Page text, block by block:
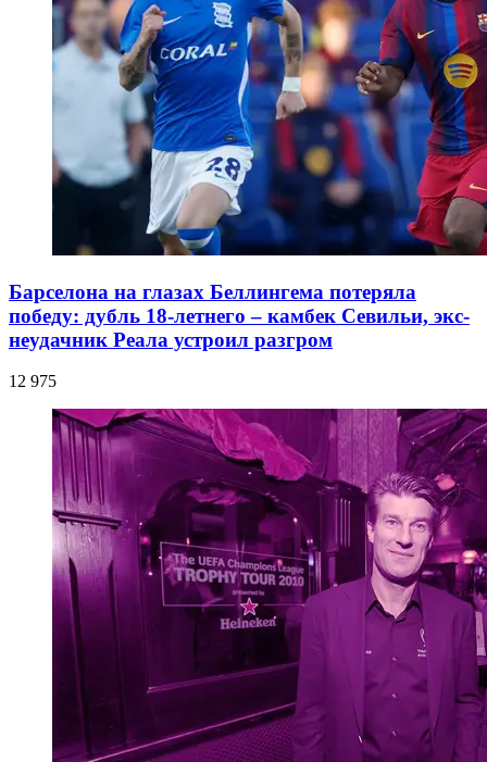
Барселона на глазах Беллингема потеряла
победу: дубль 18-летнего – камбек Севильи, экс-
неудачник Реала устроил разгром
12 975